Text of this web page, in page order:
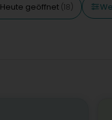
Heute geöffnet (18)